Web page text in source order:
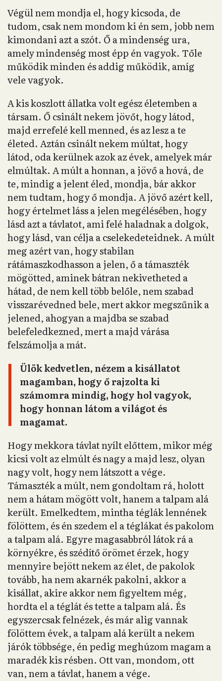
Végül nem mondja el, hogy kicsoda, de
tudom, csak nem mondom ki én sem, jobb nem
kimondani azt a szót. Ő a mindenség ura,
amely mindenség most épp én vagyok. Tőle
működik minden és addig működik, amíg
vele vagyok.
A kis koszlott állatka volt egész életemben a
társam. Ő csinált nekem jövőt, hogy látod,
majd errefelé kell menned, és az lesz a te
életed. Aztán csinált nekem múltat, hogy
látod, oda kerülnek azok az évek, amelyek már
elmúltak. A múlt a honnan, a jövő a hová, de
te, mindig a jelent éled, mondja, bár akkor
nem tudtam, hogy ő mondja. A jövő azért kell,
hogy értelmet láss a jelen megélésében, hogy
lásd azt a távlatot, ami felé haladnak a dolgok,
hogy lásd, van célja a cselekedeteidnek. A múlt
meg azért van, hogy stabilan
rátámaszkodhasson a jelen, ő a támaszték
mögötted, aminek bátran nekivetheted a
hátad, de nem kell több belőle, nem szabad
visszarévedned bele, mert akkor megszűnik a
jelened, ahogyan a majdba se szabad
belefeledkezned, mert a majd várása
felszámolja a mát.
Ülök kedvetlen, nézem a kisállatot
magamban, hogy ő rajzolta ki
számomra mindig, hogy hol vagyok,
hogy honnan látom a világot és
magamat.
Hogy mekkora távlat nyílt előttem, mikor még
kicsi volt az elmúlt és nagy a majd lesz, olyan
nagy volt, hogy nem látszott a vége.
Támaszték a múlt, nem gondoltam rá, holott
nem a hátam mögött volt, hanem a talpam alá
került. Emelkedtem, mintha téglák lennének
fölöttem, és én szedem el a téglákat és pakolom
a talpam alá. Egyre magasabbról látok rá a
környékre, és szédítő örömet érzek, hogy
mennyire bejött nekem az élet, de pakolok
tovább, ha nem akarnék pakolni, akkor a
kisállat, akire akkor nem figyeltem még,
hordta el a téglát és tette a talpam alá. És
egyszercsak felnézek, és már alig vannak
fölöttem évek, a talpam alá került a nekem
járók többsége, én pedig meghúzom magam a
maradék kis résben. Ott van, mondom, ott
van, nem a távlat, hanem a vége.